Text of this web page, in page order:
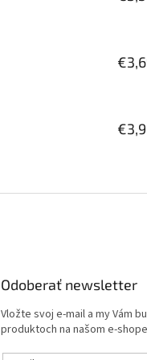
Odoberať newsletter
Vložte svoj e-mail a my Vám
produktoch na našom e-